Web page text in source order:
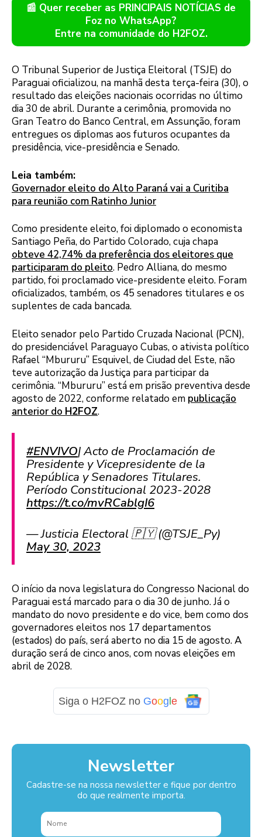
📰 Quer receber as PRINCIPAIS NOTÍCIAS de
Foz no WhatsApp?
Entre na comunidade do H2FOZ.
O Tribunal Superior de Justiça Eleitoral (TSJE) do
Paraguai oficializou, na manhã desta terça-feira (30), o
resultado das eleições nacionais ocorridas no último
dia 30 de abril. Durante a cerimônia, promovida no
Gran Teatro do Banco Central, em Assunção, foram
entregues os diplomas aos futuros ocupantes da
presidência, vice-presidência e Senado.
Leia também:
Governador eleito do Alto Paraná vai a Curitiba
para reunião com Ratinho Junior
Como presidente eleito, foi diplomado o economista
Santiago Peña, do Partido Colorado, cuja chapa
obteve 42,74% da preferência dos eleitores que
participaram do pleito. Pedro Alliana, do mesmo
partido, foi proclamado vice-presidente eleito. Foram
oficializados, também, os 45 senadores titulares e os
suplentes de cada bancada.
Eleito senador pelo Partido Cruzada Nacional (PCN),
do presidenciável Paraguayo Cubas, o ativista político
Rafael “Mbururu” Esquivel, de Ciudad del Este, não
teve autorização da Justiça para participar da
cerimônia. “Mbururu” está em prisão preventiva desde
agosto de 2022, conforme relatado em publicação
anterior do H2FOZ.
#ENVIVO| Acto de Proclamación de
Presidente y Vicepresidente de la
República y Senadores Titulares.
Período Constitucional 2023-2028
https://t.co/mvRCablgI6
— Justicia Electoral 🇵🇾 (@TSJE_Py)
May 30, 2023
O início da nova legislatura do Congresso Nacional do
Paraguai está marcado para o dia 30 de junho. Já o
mandato do novo presidente e do vice, bem como dos
governadores eleitos nos 17 departamentos
(estados) do país, será aberto no dia 15 de agosto. A
duração será de cinco anos, com novas eleições em
abril de 2028.
Siga o H2FOZ no Goog e
Newsletter
Cadastre-se na nossa newsletter e fique por dentro
do que realmente importa.